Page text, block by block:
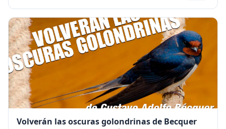
Volverán las oscuras golondrinas de Becquer